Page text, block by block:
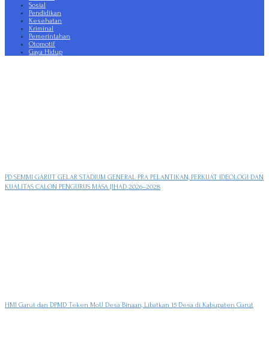
Sosial
Pendidikan
Kesehatan
Kriminal
Pemerintahan
Otomotif
Gaya Hidup
PD SEMMI GARUT GELAR STADIUM GENERAL PRA PELANTIKAN, PERKUAT IDEOLOGI DAN
KUALITAS CALON PENGURUS MASA JIHAD 2026–2028
HMI Garut dan DPMD Teken MoU Desa Binaan, Libatkan 15 Desa di Kabupaten Garut